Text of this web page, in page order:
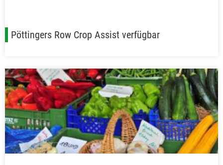
Pöttingers Row Crop Assist verfügbar